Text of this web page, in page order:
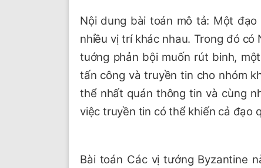
Nội dung bài toán mô tả: Một
nhiều vị trí khác nhau. Trong đó
tuớng phản bội muốn rút binh,
tấn công và truyền tin cho nhóm
thể nhất quán thông tin và cùng
việc truyền tin có thể khiến cả đạo
Bài toán Các vị tướng Byzantine